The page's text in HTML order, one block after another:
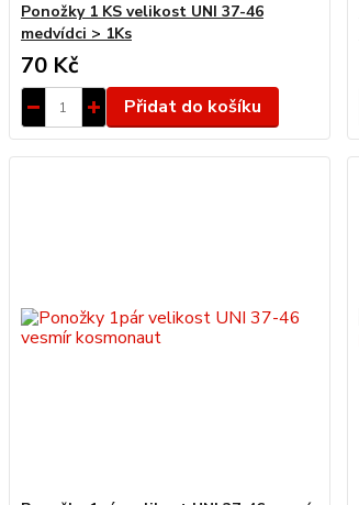
Ponožky 1 KS velikost UNI 37-46
medvídci > 1Ks
70 Kč
Přidat do košíku